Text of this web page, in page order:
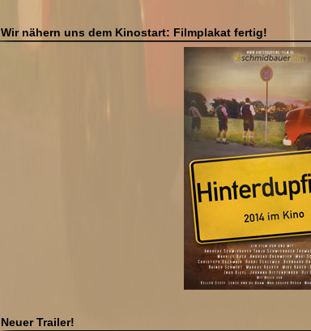
Wir nähern uns dem Kinostart: Filmplakat fertig!
Neuer Trailer!